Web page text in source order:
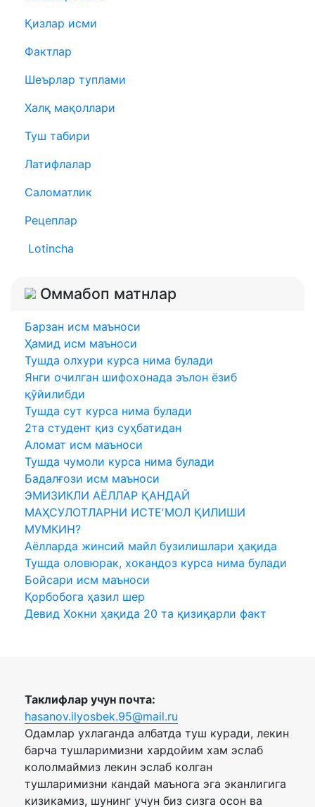
Қизлар исми
Фактлар
Шеърлар туплами
Халқ мақоллари
Туш табири
Латифлалар
Саломатлик
Рецеплар
Lotincha
Оммабоп матнлар
Барзан исм маъноси
Ҳамид исм маъноси
Тушда олхури курса нима булади
Янги очилган шифохонада эълон ёзиб
қўйилибди
Тушда сут курса нима булади
2та студент қиз суҳбатидан
Аломат исм маъноси
Тушда чумоли курса нима булади
Бадалғози исм маъноси
ЭМИЗИКЛИ АЁЛЛАР ҚАНДАЙ
МАҲСУЛОТЛАРНИ ИСТЕʼМОЛ ҚИЛИШИ
МУМКИН?
Аёлларда жинсий майл бузилишлари ҳақида
Тушда оловюрак, хокандоз курса нима булади
Бойсари исм маъноси
Қорбобога ҳазил шер
Девид Хокни ҳақида 20 та қизиқарли факт
Таклифлар учун почта:
hasanov.ilyosbek.95@mail.ru
Одамлар ухлаганда албатда туш куради, лекин
барча тушларимизни хардойим хам эслаб
кололмаймиз лекин эслаб колган
тушларимизни кандай маънога эга эканлигига
кизикамиз, шунинг учун биз сизга осон ва